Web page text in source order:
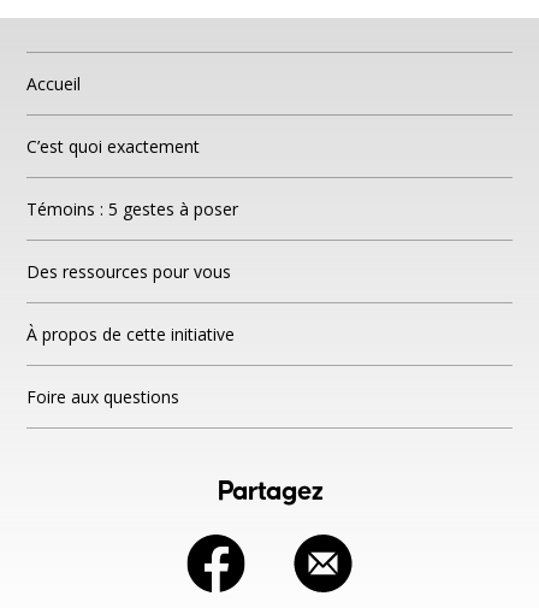
Accueil
C’est quoi exactement
Témoins : 5 gestes à poser
Des ressources pour vous
À propos de cette initiative
Foire aux questions
Partagez